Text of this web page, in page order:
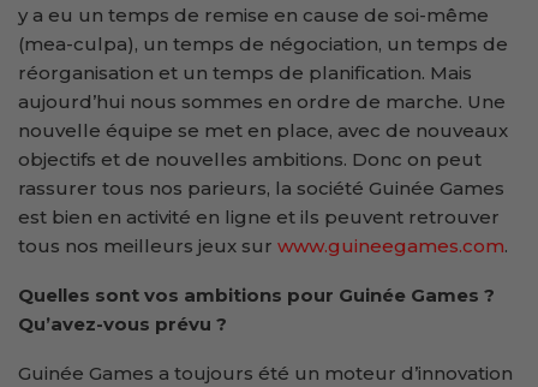
y a eu un temps de remise en cause de soi-même
(mea-culpa), un temps de négociation, un temps de
réorganisation et un temps de planification. Mais
aujourd’hui nous sommes en ordre de marche. Une
nouvelle équipe se met en place, avec de nouveaux
objectifs et de nouvelles ambitions. Donc on peut
rassurer tous nos parieurs, la société Guinée Games
est bien en activité en ligne et ils peuvent retrouver
tous nos meilleurs jeux sur www.guineegames.com.
Quelles sont vos ambitions pour Guinée Games ?
Qu’avez-vous prévu ?
Guinée Games a toujours été un moteur d’innovation